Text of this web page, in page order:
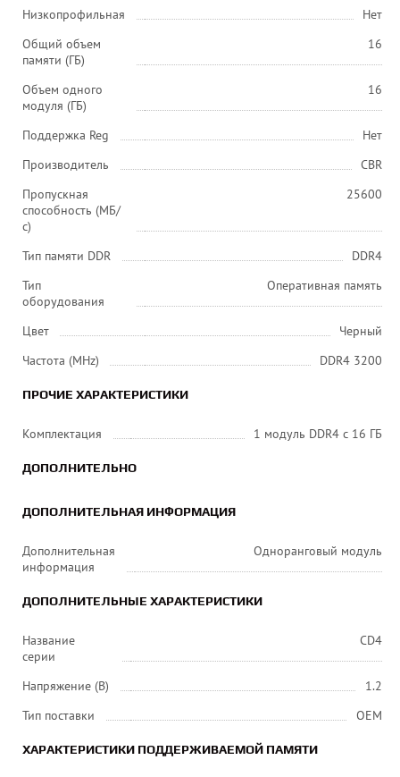
Низкопрофильная
Нет
Общий объем
памяти (ГБ)
16
Объем одного
модуля (ГБ)
16
Поддержка Reg
Нет
Производитель
CBR
Пропускная
способность (МБ/
с)
25600
Тип памяти DDR
DDR4
Тип
оборудования
Оперативная память
Цвет
Черный
Частота (MHz)
DDR4 3200
ПРОЧИЕ ХАРАКТЕРИСТИКИ
Комплектация 1 модуль DDR4 с 16 ГБ
ДОПОЛНИТЕЛЬНО
ДОПОЛНИТЕЛЬНАЯ ИНФОРМАЦИЯ
Дополнительная
информация
Одноранговый модуль
ДОПОЛНИТЕЛЬНЫЕ ХАРАКТЕРИСТИКИ
Название
серии
CD4
Напряжение (В)
1.2
Тип поставки
OEM
ХАРАКТЕРИСТИКИ ПОДДЕРЖИВАЕМОЙ ПАМЯТИ